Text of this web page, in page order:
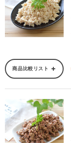
商品比較リスト